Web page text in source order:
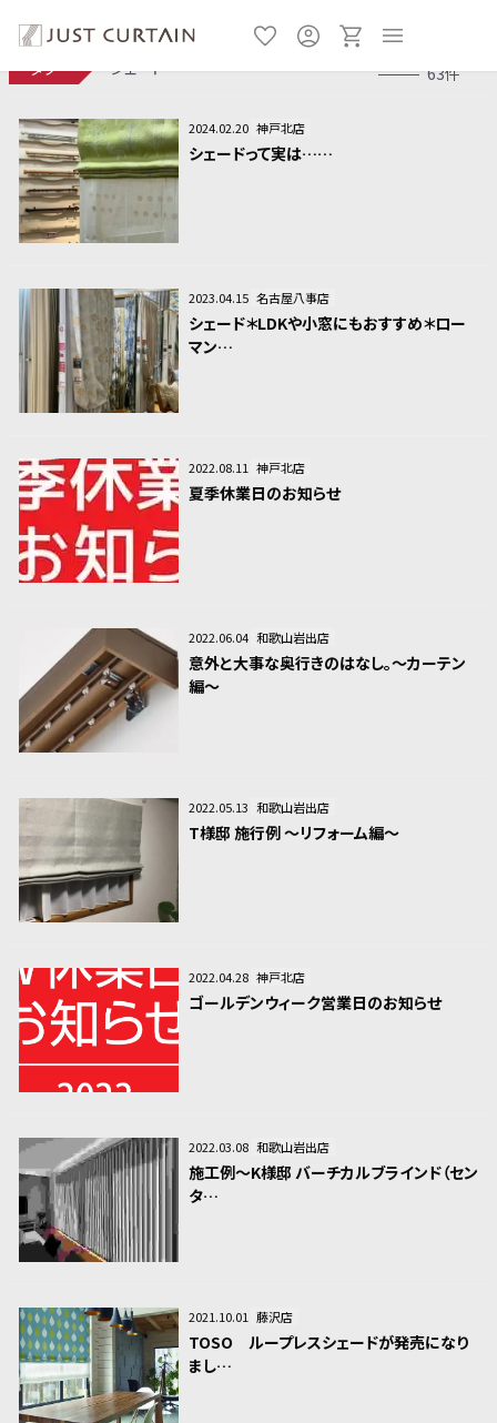
タグ シェード 63件
2024.02.20 神戸北店
シェードって実は……
2023.04.15 名古屋八事店
シェード＊LDKや小窓にもおすすめ＊ロー
マン…
2022.08.11 神戸北店
夏季休業日のお知らせ
2022.06.04 和歌山岩出店
意外と大事な奥行きのはなし。～カーテン
編～
2022.05.13 和歌山岩出店
T様邸 施行例 ～リフォーム編～
2022.04.28 神戸北店
ゴールデンウィーク営業日のお知らせ
2022.03.08 和歌山岩出店
施工例～K様邸 バーチカルブラインド（セン
タ…
2021.10.01 藤沢店
TOSO ループレスシェードが発売になり
まし…